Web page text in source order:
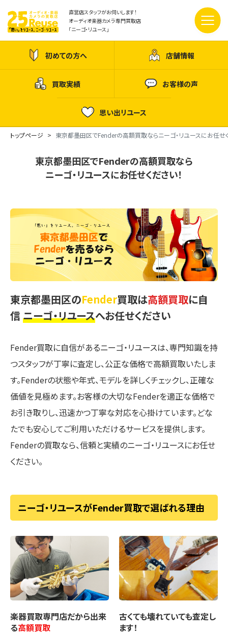
直営店スタッフがお伺いします！
オーディオ楽器カメラ専門買取店
「ニーゴ・リユース」
初めての方へ 店舗情報
買取実績 お客様の声
思い出リユース
トップページ 東京都墨田区でFenderの高額買取ならニーゴ・リユースにお任せ
東京都墨田区でFenderの高額買取なら
ニーゴ・リユースにお任せください！
東京都墨田区のFender買取は高額買取に自
信 ニーゴ・リユースへお任せください
Fender買取に自信があるニーゴ・リユースは、専門知識を持
つスタッフが丁寧に査定し、公正な価格で高額買取いたしま
す。Fenderの状態や年式、モデルを詳しくチェックし、正確な
価値を見極めます。お客様の大切なFenderを適正な価格で
お引き取りし、迅速かつ丁寧な対応を心掛けています。どな
たでも安心してご利用いただけるサービスを提供します。
Fenderの買取なら、信頼と実績のニーゴ・リユースにお任せ
ください。
ニーゴ・リユースがFender買取で選ばれる理由
楽器買取専門店だから出来
る高額買取
古くても壊れていても査定し
ます！